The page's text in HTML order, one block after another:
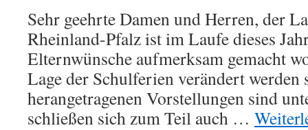
Sehr geehrte Damen und Herren, der
Rheinland-Pfalz ist im Laufe dieses
Elternwünsche aufmerksam gemacht
Lage der Schulferien verändert werden
herangetragenen Vorstellungen sind
schließen sich zum Teil auch …